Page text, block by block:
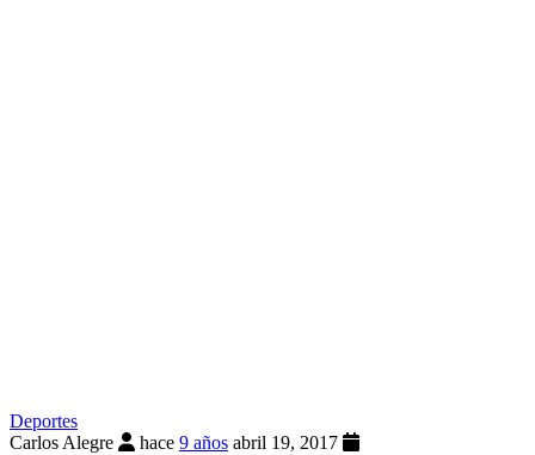
Deportes
Carlos Alegre
hace 9 años abril 19, 2017